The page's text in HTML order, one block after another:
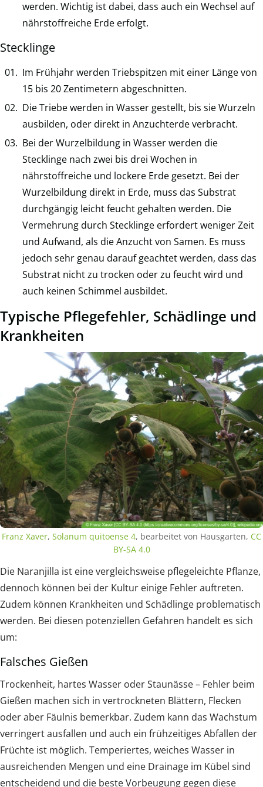
werden. Wichtig ist dabei, dass auch ein Wechsel auf
nährstoffreiche Erde erfolgt.
Stecklinge
Im Frühjahr werden Triebspitzen mit einer Länge von
15 bis 20 Zentimetern abgeschnitten.
Die Triebe werden in Wasser gestellt, bis sie Wurzeln
ausbilden, oder direkt in Anzuchterde verbracht.
Bei der Wurzelbildung in Wasser werden die
Stecklinge nach zwei bis drei Wochen in
nährstoffreiche und lockere Erde gesetzt. Bei der
Wurzelbildung direkt in Erde, muss das Substrat
durchgängig leicht feucht gehalten werden. Die
Vermehrung durch Stecklinge erfordert weniger Zeit
und Aufwand, als die Anzucht von Samen. Es muss
jedoch sehr genau darauf geachtet werden, dass das
Substrat nicht zu trocken oder zu feucht wird und
auch keinen Schimmel ausbildet.
Typische Pflegefehler, Schädlinge und
Krankheiten
Franz Xaver, Solanum quitoense 4, bearbeitet von Hausgarten, CC
BY-SA 4.0
Die Naranjilla ist eine vergleichsweise pflegeleichte Pflanze,
dennoch können bei der Kultur einige Fehler auftreten.
Zudem können Krankheiten und Schädlinge problematisch
werden. Bei diesen potenziellen Gefahren handelt es sich
um:
Falsches Gießen
Trockenheit, hartes Wasser oder Staunässe – Fehler beim
Gießen machen sich in vertrockneten Blättern, Flecken
oder aber Fäulnis bemerkbar. Zudem kann das Wachstum
verringert ausfallen und auch ein frühzeitiges Abfallen der
Früchte ist möglich. Temperiertes, weiches Wasser in
ausreichenden Mengen und eine Drainage im Kübel sind
entscheidend und die beste Vorbeugung gegen diese